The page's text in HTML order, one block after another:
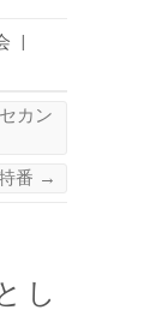
|
カン
番 →
し